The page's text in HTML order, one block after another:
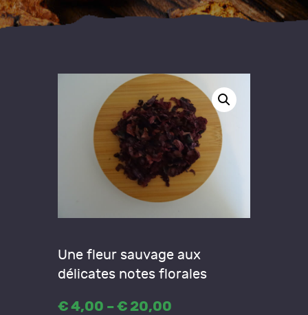
Une fleur sauvage aux
délicates notes florales
€4,00 –€ 20,00